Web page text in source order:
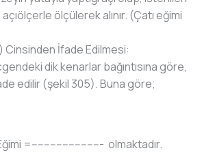
ölçülerek alınır. (Çatı eğimi
Cinsinden İfade Edilmesi:
dik kenarlar bağıntısına göre,
edilir (şekil 305). Buna göre;
olmaktadır.